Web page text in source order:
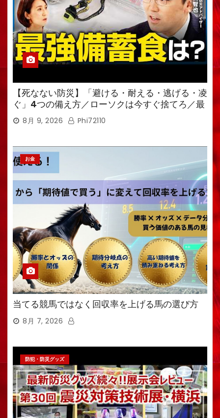
【死なない防災】「避ける・耐える・逃げる・凌
ぐ」4つの備え方／ローソクは今すぐ捨てろ／最
強備蓄食は「羊羹」／トイレ備蓄がなければ食料
も無意味
8月 9, 2026 Phi72110
お金
当てる競馬ではなく回収率を上げる馬の選び方
8月 7, 2026
防犯・防災グッズ